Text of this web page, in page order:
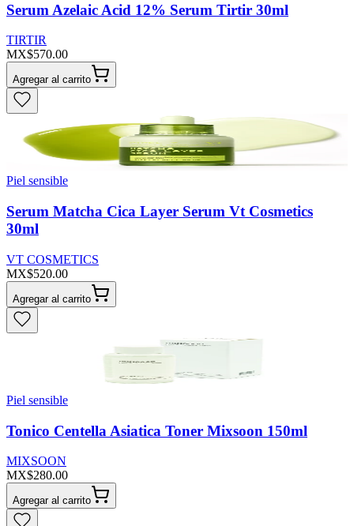
Serum Azelaic Acid 12% Serum Tirtir 30ml
TIRTIR
MX$570.00
Agregar al carrito
Piel sensible
Serum Matcha Cica Layer Serum Vt Cosmetics
30ml
VT COSMETICS
MX$520.00
Agregar al carrito
Piel sensible
Tonico Centella Asiatica Toner Mixsoon 150ml
MIXSOON
MX$280.00
Agregar al carrito